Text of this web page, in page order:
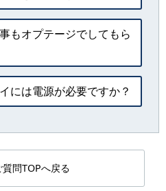
もオプテージでしてもら
には電源が必要ですか？
問TOPへ戻る